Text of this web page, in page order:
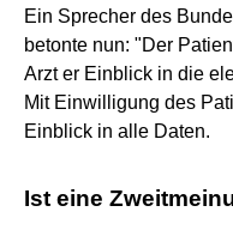
Ein Sprecher des
betonte nun: "Der
Arzt er Einblick in die
Mit Einwilligung des
Einblick in alle Daten.
Ist eine